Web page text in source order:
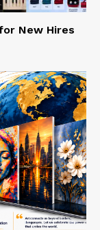
New Hires